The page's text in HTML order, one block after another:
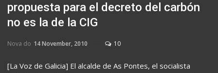
propuesta para el decreto del carbón
no es la de la CIG
Nova do 14 November, 2010 10
[La Voz de Galicia] El alcalde de As Pontes, el socialista